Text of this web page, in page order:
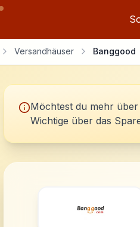
Versandhäuser Banggood
Möchtest du mehr
Wichtige über das